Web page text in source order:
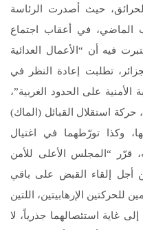
حيث أصدرت الرئاسة
18 أغسطس/ آب الماضي، في أعقاب اجتماع
فيه أن “الأعمال العدائية
تطلبت إعادة النظر في
الأمنية على الحدود الغربية”،
حركة استقلال القبائل (الماك)
وكذا تورّطهما في اغتيال
قرّر “المجلس الأعلى للأمن
أجل إلقاء القبض على باقي
للحركتين الإرهابيتين، اللتين
غاية استئصالهما جذرياً، لا